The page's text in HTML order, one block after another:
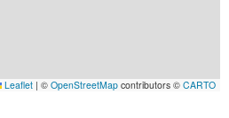
Leaflet | © OpenStreetMapcontributors © CARTO